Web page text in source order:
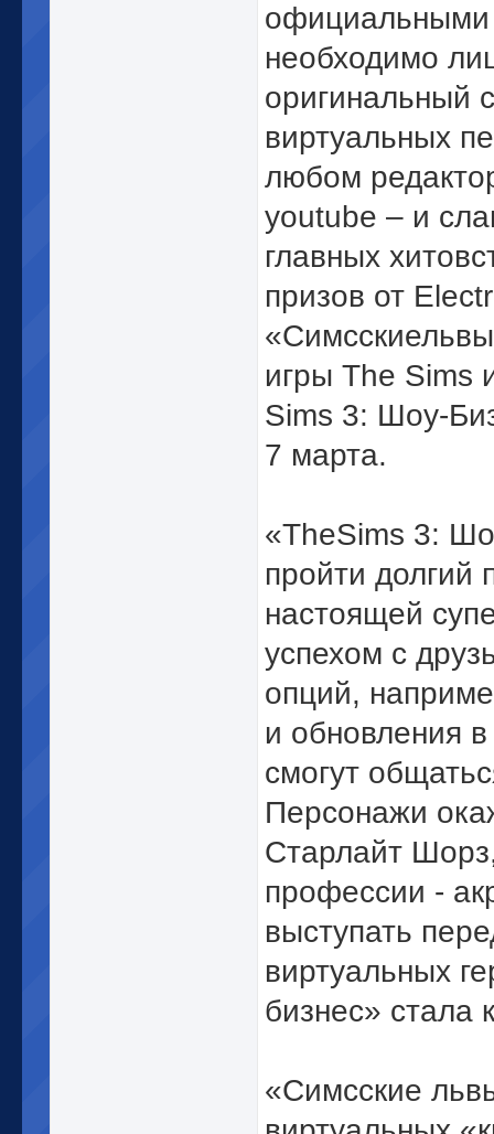
официальными
необходимо
оригинальный
виртуальных
любом
youtube – и
главных
призов от
игры The Sims
Sims 3: Шоу-
7 марта.
«TheSims 3:
пройти долгий
настоящей
успехом с
опций,
и обновления
смогут
Персонажи
Старлайт
профессии -
выступать
виртуальных
бизнес» стала
«Симсские